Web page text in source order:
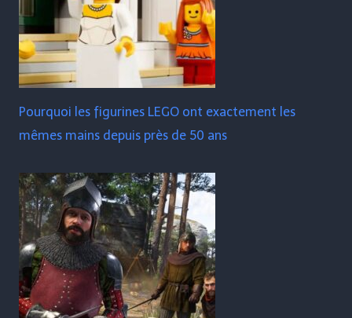
Pourquoi les figurines LEGO ont exactement les
mêmes mains depuis près de 50 ans